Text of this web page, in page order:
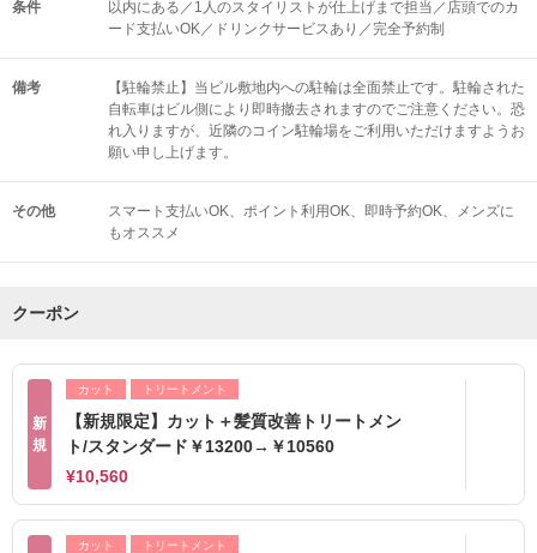
条件
以内にある／1人のスタイリストが仕上げまで担当／店頭でのカ
ード支払いOK／ドリンクサービスあり／完全予約制
備考
【駐輪禁止】当ビル敷地内への駐輪は全面禁止です。駐輪された
自転車はビル側により即時撤去されますのでご注意ください。恐
れ入りますが、近隣のコイン駐輪場をご利用いただけますようお
願い申し上げます。
その他 スマート支払いOK ポイント利用OK 即時予約OK
メンズに
もオススメ
クーポン
新
規
カット トリートメント
【新規限定】カット＋髪質改善トリートメン
ト/スタンダード￥13200→￥10560
¥10,560
カット トリートメント